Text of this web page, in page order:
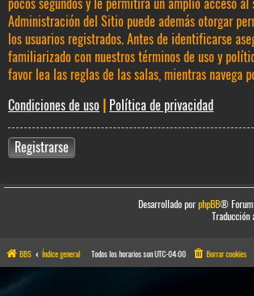
pocos segundos y le permitirá un amplio acceso al
Administración del Sitio puede además otorgar
los usuarios registrados. Antes de identificarse
familiarizado con nuestros términos de uso y
favor lea las reglas de las salas, mientras navega
Condiciones de uso
Política de privacidad
Registrarse
Desarrollado porphpBB® Forum
BBS Índice general Todos los horarios sonUTC-04:00 Borrar cookies